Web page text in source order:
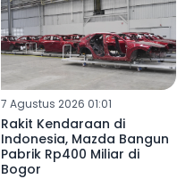
7 Agustus 2026 01:01
Rakit Kendaraan di
Indonesia, Mazda Bangun
Pabrik Rp400 Miliar di
Bogor